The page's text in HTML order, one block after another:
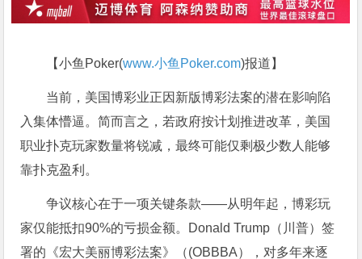
【小鱼Poker(www.小鱼Poker.com)报道】
当前，美国博彩业正因新版博彩法案的潜在影响陷
入集体懵逼。简而言之，若政府按计划推进改革，美国
职业扑克玩家数量将锐减，最终可能仅剩极少数人能够
靠扑克盈利。
争议核心在于一项关键条款——从明年起，博彩玩
家仅能抵扣90%的亏损金额。Donald Trump（川普）签
署的《宏大美丽博彩法案》（(OBBBA），对多年来逐